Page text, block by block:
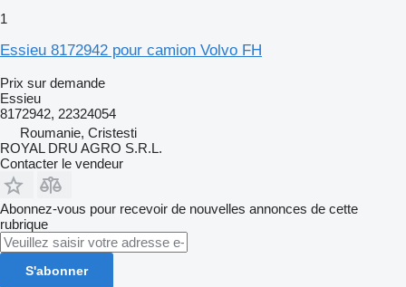
1
Essieu 8172942 pour camion Volvo FH
Prix sur demande
Essieu
8172942, 22324054
Roumanie, Cristesti
ROYAL DRU AGRO S.R.L.
Contacter le vendeur
Abonnez-vous pour recevoir de nouvelles annonces de cette
rubrique
S'abonner